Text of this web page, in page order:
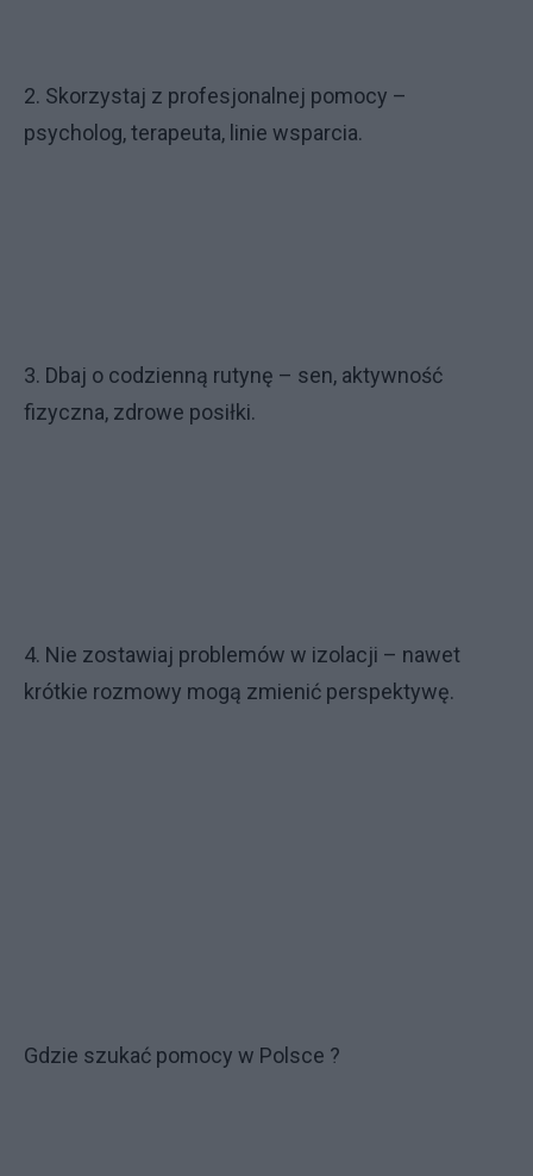
2. Skorzystaj z profesjonalnej pomocy –
psycholog, terapeuta, linie wsparcia.
3. Dbaj o codzienną rutynę – sen, aktywność
fizyczna, zdrowe posiłki.
4. Nie zostawiaj problemów w izolacji – nawet
krótkie rozmowy mogą zmienić perspektywę.
Gdzie szukać pomocy w Polsce ?